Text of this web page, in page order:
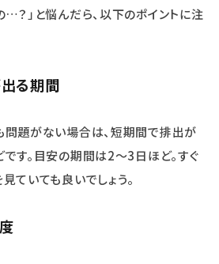
？」と悩んだら、以下のポイントに注
る期間
問題がない場合は、短期間で排出が
す。目安の期間は2～3日ほど。すぐ
ていても良いでしょう。